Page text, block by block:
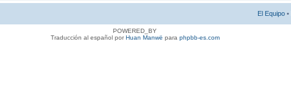
El Equipo •
POWERED_BY
Traducción al español porHuan Manwë para phpbb-es.com